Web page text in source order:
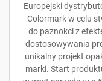
Europejski
Colormark w celu
do paznokci z
dostosowywania
unikalny projekt
marki. Start